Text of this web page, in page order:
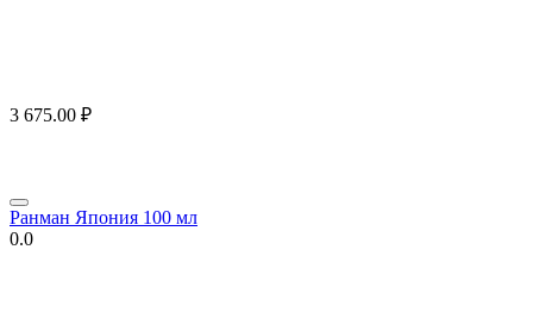
3 675.00 ₽
Ранман Япония 100 мл
0.0